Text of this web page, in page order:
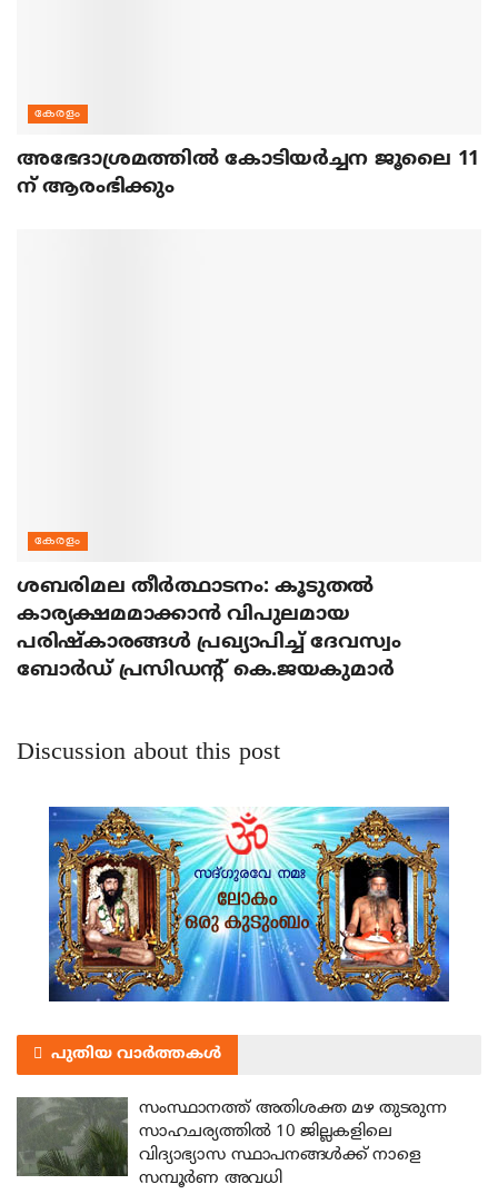
കേരളം
അഭേദാശ്രമത്തില്‍ കോടിയര്‍ച്ചന ജൂലൈ 11
ന് ആരംഭിക്കും
കേരളം
ശബരിമല തീര്‍ത്ഥാടനം: കൂടുതല്‍
കാര്യക്ഷമമാക്കാന്‍ വിപുലമായ
പരിഷ്‌കാരങ്ങള്‍ പ്രഖ്യാപിച്ച് ദേവസ്വം
ബോര്‍ഡ് പ്രസിഡന്റ് കെ.ജയകുമാര്‍
Discussion about this post
പുതിയ വാർത്തകൾ
സംസ്ഥാനത്ത് അതിശക്ത മഴ തുടരുന്ന
സാഹചര്യത്തിൽ 10 ജില്ലകളിലെ
വിദ്യാഭ്യാസ സ്ഥാപനങ്ങൾക്ക് നാളെ
സമ്പൂർണ അവധി